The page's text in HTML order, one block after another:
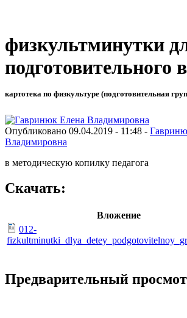
физкультминутки
подготовительного
картотека по физкультуре (подготовительная
Опубликовано 09.04.2019 - 11:48 -
Владимировна
в методическую копилку педагога
Скачать:
Вложение
012-
Предварительный